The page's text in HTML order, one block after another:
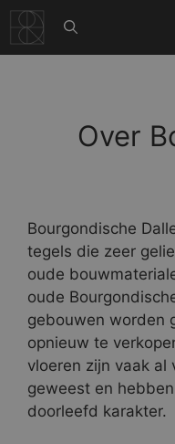
naar
de
Over
Bourgondische
tegels die zeer
oude
oude
gebouwen worden
opnieuw te
vloeren zijn vaak al
geweest en
doorleefd karakter.